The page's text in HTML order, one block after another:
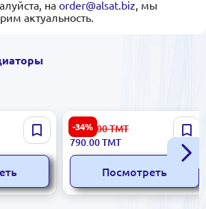
на order@alsat.biz , мы
актуальность.
-34%
Алюминиевый радиатор 10
секций Белый Корея
1 203.00ТМТ
790.00ТМТ
Посмотреть